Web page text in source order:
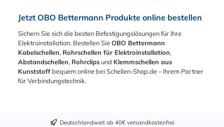
Jetzt OBO Bettermann Produkte online bestellen
Sichern Sie sich die besten Befestigungslösungen für Ihre
Elektroinstallation. Bestellen SieOBO Bettermann
Kabelschellen, Rohrschellen für Elektroinstallation,
Abstandschellen, Rohrclips und Klemmschellen aus
Kunststoff bequem online bei Schellen-Shop.de – Ihrem Partner
für Verbindungstechnik.
Deutschlandweit ab 40€ versandkostenfrei